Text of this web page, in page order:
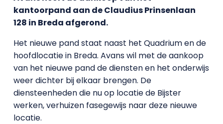
kantoorpand aan de Claudius Prinsenlaan
128 in Breda afgerond.
Het nieuwe pand staat naast het Quadrium en de
hoofdlocatie in Breda. Avans wil met de aankoop
van het nieuwe pand de diensten en het onderwijs
weer dichter bij elkaar brengen. De
diensteenheden die nu op locatie de Bijster
werken, verhuizen fasegewijs naar deze nieuwe
locatie.